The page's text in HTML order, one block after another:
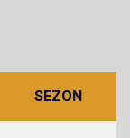
SEZON